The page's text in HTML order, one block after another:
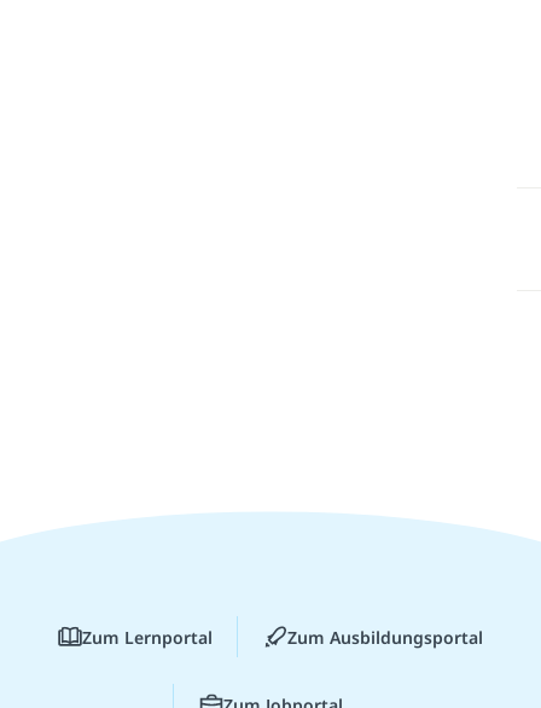
Zum Lernportal Zum Ausbildungsportal